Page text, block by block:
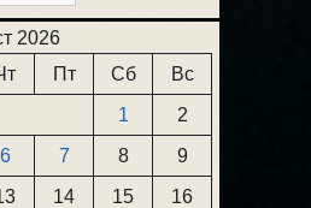
2026
Пт Сб
Вс
1
2
6 7 8
9
14 15
16